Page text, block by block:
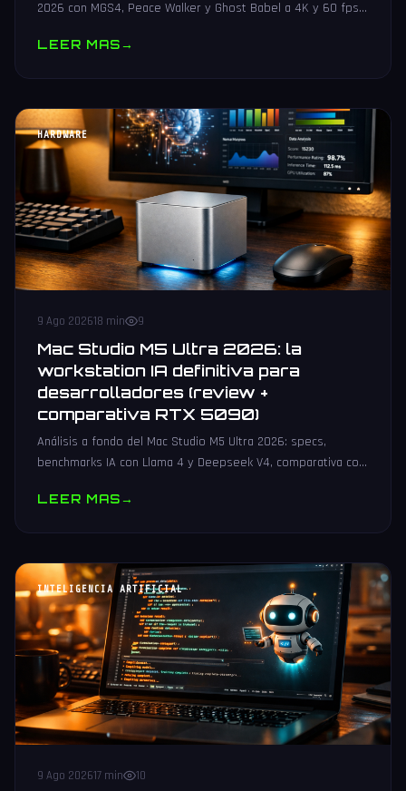
2026 con MGS4, Peace Walker y Ghost Babel a 4K y 60 fps
LEER MAS→
HARDWARE
9 Ago 202618 min 9
Mac Studio M5 Ultra 2026: la
workstation IA definitiva para
desarrolladores (review +
comparativa RTX 5090)
Análisis a fondo del Mac Studio M5 Ultra 2026: specs,
benchmarks IA con Llama 4 y Deepseek V4, comparativa con
IA local.
LEER MAS→
INTELIGENCIA ARTIFICIAL
9 Ago 202617 min 10